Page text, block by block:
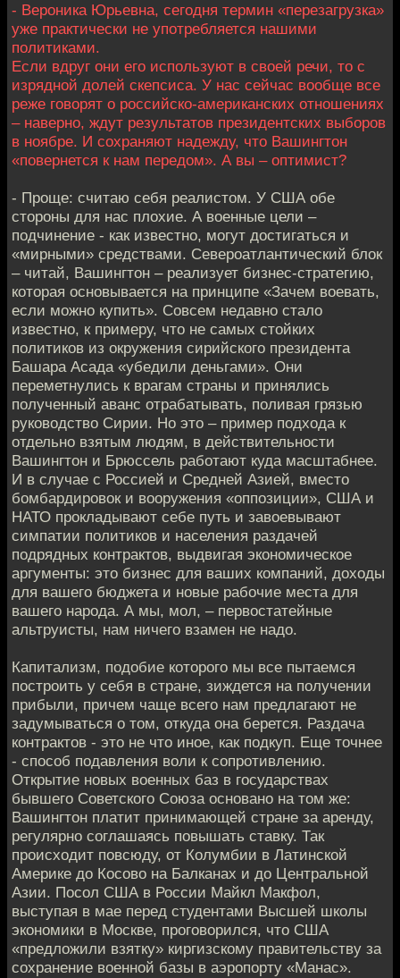
- Вероника Юрьевна, сегодня термин «перезагрузка»
уже практически не употребляется нашими
политиками.
Если вдруг они его используют в своей речи, то с
изрядной долей скепсиса. У нас сейчас вообще все
реже говорят о российско-американских отношениях
– наверно, ждут результатов президентских выборов
в ноябре. И сохраняют надежду, что Вашингтон
«повернется к нам передом». А вы – оптимист?
- Проще: считаю себя реалистом. У США обе
стороны для нас плохие. А военные цели –
подчинение - как известно, могут достигаться и
«мирными» средствами. Североатлантический блок
– читай, Вашингтон – реализует бизнес-стратегию,
которая основывается на принципе «Зачем воевать,
если можно купить». Совсем недавно стало
известно, к примеру, что не самых стойких
политиков из окружения сирийского президента
Башара Асада «убедили деньгами». Они
переметнулись к врагам страны и принялись
полученный аванс отрабатывать, поливая грязью
руководство Сирии. Но это – пример подхода к
отдельно взятым людям, в действительности
Вашингтон и Брюссель работают куда масштабнее.
И в случае с Россией и Средней Азией, вместо
бомбардировок и вооружения «оппозиции», США и
НАТО прокладывают себе путь и завоевывают
симпатии политиков и населения раздачей
подрядных контрактов, выдвигая экономическое
аргументы: это бизнес для ваших компаний, доходы
для вашего бюджета и новые рабочие места для
вашего народа. А мы, мол, – первостатейные
альтруисты, нам ничего взамен не надо.
Капитализм, подобие которого мы все пытаемся
построить у себя в стране, зиждется на получении
прибыли, причем чаще всего нам предлагают не
задумываться о том, откуда она берется. Раздача
контрактов - это не что иное, как подкуп. Еще точнее
- способ подавления воли к сопротивлению.
Открытие новых военных баз в государствах
бывшего Советского Союза основано на том же:
Вашингтон платит принимающей стране за аренду,
регулярно соглашаясь повышать ставку. Так
происходит повсюду, от Колумбии в Латинской
Америке до Косово на Балканах и до Центральной
Азии. Посол США в России Майкл Макфол,
выступая в мае перед студентами Высшей школы
экономики в Москве, проговорился, что США
«предложили взятку» киргизскому правительству за
сохранение военной базы в аэропорту «Манас».